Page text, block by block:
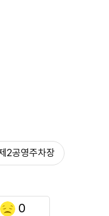
2공영주차장
0